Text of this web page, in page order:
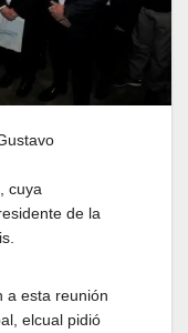
cuya
de la
a esta reunión
elcual pidió